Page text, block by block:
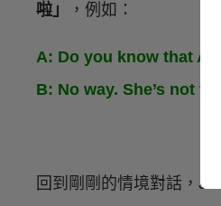
啦 」 ，例如：
A: Do you know that
B: No way. She’s not
回到剛剛的情境對話，